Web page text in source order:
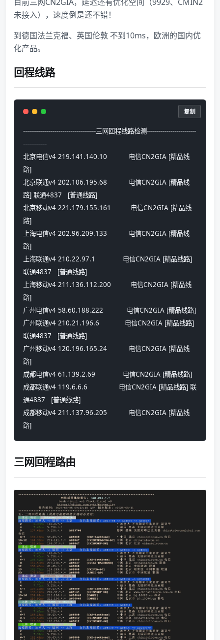
未接入），速度倒是还不错！
到德国法兰克福、英国伦敦 不到10ms，欧洲的国内优
化产品。
回程线路
-------------------------------------三网回程线路检测-------------------------
------------
北京电信v4 219.141.140.10           电信CN2GIA [精品线
路]
北京联通v4 202.106.195.68           电信CN2GIA [精品线
路] 联通4837   [普通线路]
北京移动v4 221.179.155.161          电信CN2GIA [精品线
路]
上海电信v4 202.96.209.133           电信CN2GIA [精品线
路]
上海联通v4 210.22.97.1              电信CN2GIA [精品线路]
联通4837   [普通线路]
上海移动v4 211.136.112.200          电信CN2GIA [精品线
路]
广州联通v4 210.21.196.6             电信CN2GIA [精品线路]
联通4837   [普通线路]
广州移动v4 120.196.165.24           电信CN2GIA [精品线
路]
成都电信v4 61.139.2.69              电信CN2GIA [精品线路]
成都联通v4 119.6.6.6                电信CN2GIA [精品线路] 联
通4837   [普通线路]
成都移动v4 211.137.96.205           电信CN2GIA [精品线
路]
复制
三网回程路由